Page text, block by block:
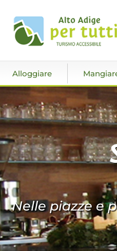
Alloggiare
Nelle piazze e